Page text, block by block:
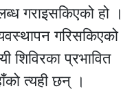
गराइसकिएको हो ।
गरिसकिएको
शिविरका प्रभावित
त्यही छन् ।